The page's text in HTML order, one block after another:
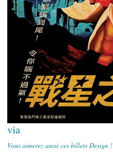
via
Vous aimerez aussi ces billets Design !